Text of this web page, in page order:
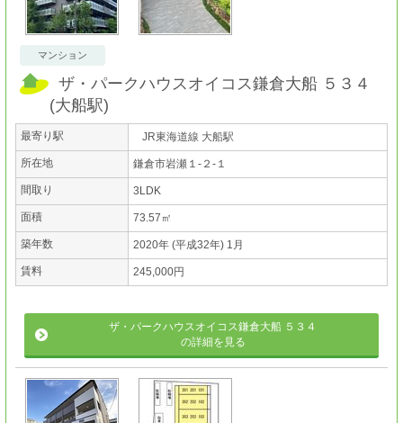
マンション
ザ・パークハウスオイコス鎌倉大船 ５３４
(大船駅)
最寄り駅 JR東海道線 大船駅
所在地 鎌倉市岩瀬１-２-１
間取り 3LDK
面積 73.57㎡
築年数 2020年 (平成32年) 1月
賃料 245,000円
ザ・パークハウスオイコス鎌倉大船 ５３４
の詳細を見る